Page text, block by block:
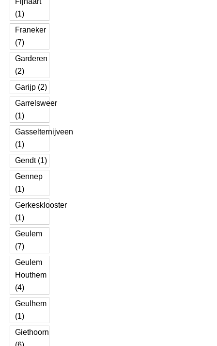
(1)
Franeker
(7)
Garderen
(2)
Garijp (2)
Garrelsweer
(1)
Gasselternijveen
(1)
Gendt (1)
Gennep
(1)
Gerkesklooster
(1)
Geulem
(7)
Geulem
Houthem
(4)
Geulhem
(1)
Giethoorn